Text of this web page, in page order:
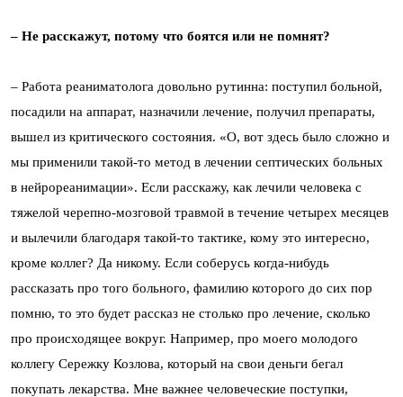
– Не расскажут, потому что боятся или не помнят?
– Работа реаниматолога довольно рутинна: поступил больной,
посадили на аппарат, назначили лечение, получил препараты,
вышел из критического состояния. «О, вот здесь было сложно и
мы применили такой-то метод в лечении септических больных
в нейрореанимации». Если расскажу, как лечили человека с
тяжелой черепно-мозговой травмой в течение четырех месяцев
и вылечили благодаря такой-то тактике, кому это интересно,
кроме коллег? Да никому. Если соберусь когда-нибудь
рассказать про того больного, фамилию которого до сих пор
помню, то это будет рассказ не столько про лечение, сколько
про происходящее вокруг. Например, про моего молодого
коллегу Сережку Козлова, который на свои деньги бегал
покупать лекарства. Мне важнее человеческие поступки,